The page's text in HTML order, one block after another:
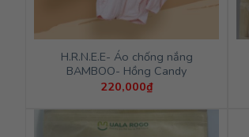
H.R.N.E.E- Áo chống nắng
BAMBOO- Hồng Candy
220,000₫